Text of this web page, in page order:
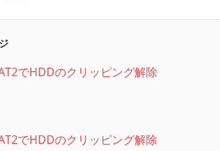
でHDDのクリッピング解除
でHDDのクリッピング解除